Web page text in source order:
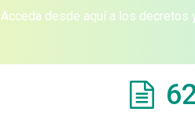
Acceda desde aquí a los